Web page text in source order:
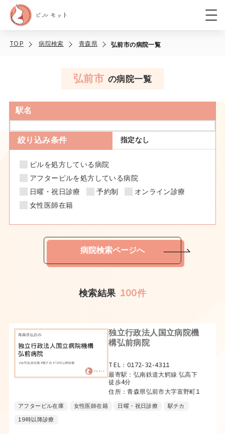
TOP 病院検索 青森県 弘前市の病院一覧
弘前市 の病院一覧
独立行政法人国立病院機
構弘前病院
TEL：0172-32-4311
最寄駅：弘南鉄道大鰐線 弘高下
徒歩4分
住所：青森県弘前市大字富野町1
アフターピル在庫 女性医師在籍 日曜・祝日診療
駅チカ
19時以降診療
駅名
絞り込み条件 指定なし
ピルを処方している病院
アフターピルを処方している病院
日曜・祝日診療
予約制
オンライン診療
女性医師在籍
病院検索ページへ
検索結果 100件